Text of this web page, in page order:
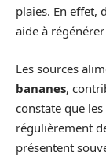
plaies. En effet,
aide à
Les sources
bananes,
constate que
régulièrement
présentent